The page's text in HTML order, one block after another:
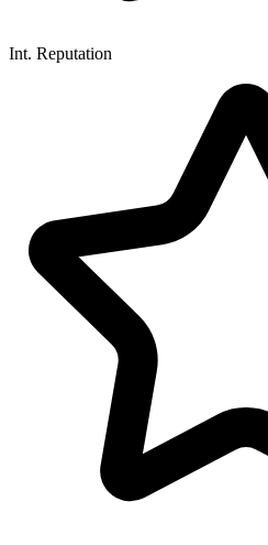
Int. Reputation